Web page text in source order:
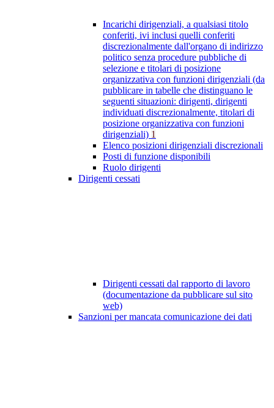
Incarichi dirigenziali, a qualsiasi titolo
conferiti, ivi inclusi quelli conferiti
discrezionalmente dall'organo di indirizzo
politico senza procedure pubbliche di
selezione e titolari di posizione
organizzativa con funzioni dirigenziali (da
pubblicare in tabelle che distinguano le
seguenti situazioni: dirigenti, dirigenti
individuati discrezionalmente, titolari di
posizione organizzativa con funzioni
dirigenziali) 1
Elenco posizioni dirigenziali discrezionali
Posti di funzione disponibili
Ruolo dirigenti
Dirigenti cessati
Dirigenti cessati dal rapporto di lavoro
(documentazione da pubblicare sul sito
web)
Sanzioni per mancata comunicazione dei dati